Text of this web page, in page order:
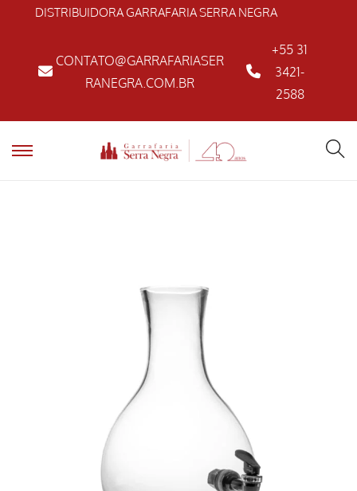
DISTRIBUIDORA GARRAFARIA SERRA NEGRA
CONTATO@GARRAFARIASER
RANEGRA.COM.BR
+55 31
3421-
2588